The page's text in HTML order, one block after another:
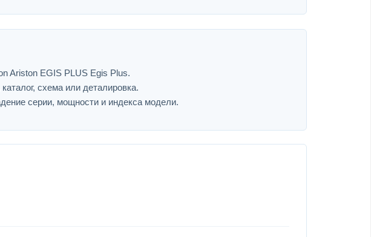
Ariston EGIS PLUS Egis Plus.
схема или деталировка.
серии, мощности и индекса модели.